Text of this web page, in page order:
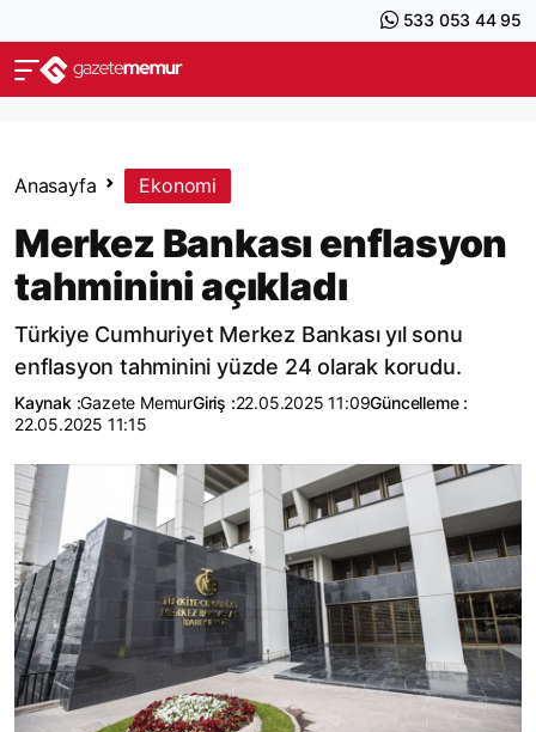
533 053 44 95
Anasayfa Ekonomi
Merkez Bankası enflasyon
tahminini açıkladı
Türkiye Cumhuriyet Merkez Bankası yıl sonu
enflasyon tahminini yüzde 24 olarak korudu.
Kaynak :Gazete MemurGiriş :22.05.2025 11:09Güncelleme :
22.05.2025 11:15